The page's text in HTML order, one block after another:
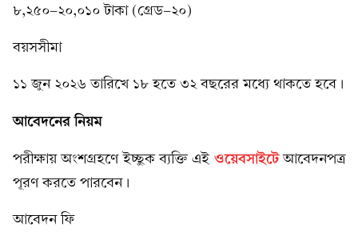
৮,২৫০-২০,০১০ টাকা (গ্রেড-২০)
বয়সসীমা
১১ জুন ২০২৬ তারিখে ১৮ হতে ৩২ বছরের মধ্যে থাকতে হবে।
আবেদনের নিয়ম
পরীক্ষায় অংশগ্রহণে ইচ্ছুক ব্যক্তি এই ওয়েবসাইটে আবেদনপত্র
পূরণ করতে পারবেন।
আবেদন ফি